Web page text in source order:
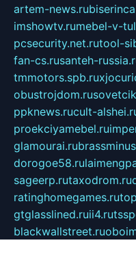
artem-news.ru
imshowtv.rumebel-v-
pcsecurity.net.rutool-
fan-cs.rusanteh-
tmmotors.spb.ru
obustrojdom.ru
ppknews.rucult-
proekciyamebel.ru
glamourai.ru
dorogoe58.ru
sageerp.rutaxodrom.ru
ratinghomegames.ru
gtglasslined.ruii4.ru
blackwallstreet.ru